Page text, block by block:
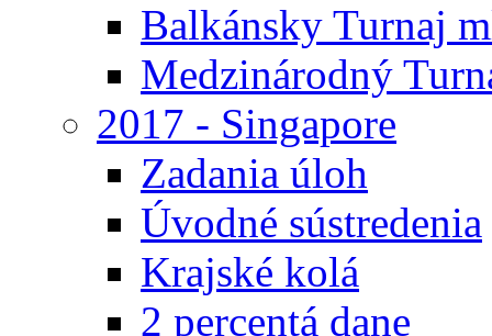
Balkánsky Turnaj
Medzinárodný
2017 - Singapore
Zadania úloh
Úvodné sústredenia
Krajské kolá
2 percentá dane